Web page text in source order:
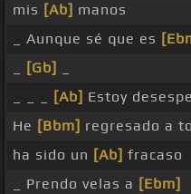
mis [Ab] manos
_ Aunque sé que es
[Gb]
[Ab] Estoy
He [Bbm] regresado a
ha sido un [Ab] fracaso
_ Prendo velas a [Ebm]